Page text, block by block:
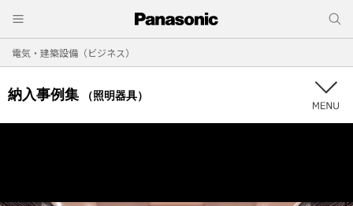
電気・建築設備（ビジネス）
納入事例集 （照明器具）